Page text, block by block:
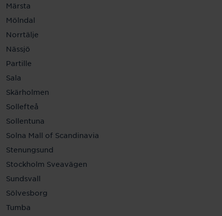
Märsta
Mölndal
Norrtälje
Nässjö
Partille
Sala
Skärholmen
Sollefteå
Sollentuna
Solna Mall of Scandinavia
Stenungsund
Stockholm Sveavägen
Sundsvall
Sölvesborg
Tumba